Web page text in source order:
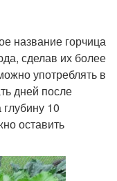
название горчица
сделав их более
употреблять в
дней после
10
оставить